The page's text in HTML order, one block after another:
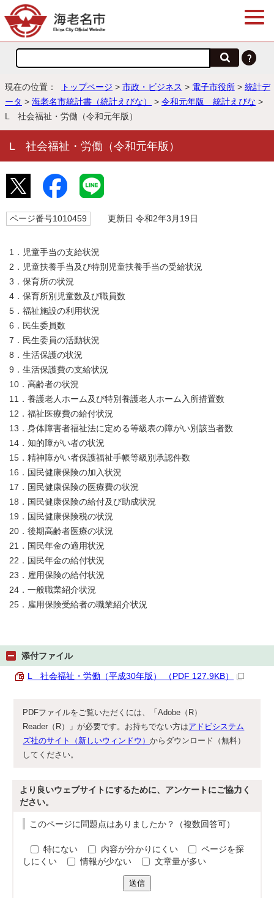
現在の位置： トップページ > 市政・ビジネス > 電子市役所 > 統計デ
ータ > 海老名市統計書（統計えびな） > 令和元年版 統計えびな >
L 社会福祉・労働（令和元年版）
L 社会福祉・労働（令和元年版）
ページ番号1010459 更新日 令和2年3月19日
1．児童手当の支給状況
2．児童扶養手当及び特別児童扶養手当の受給状況
3．保育所の状況
4．保育所別児童数及び職員数
5．福祉施設の利用状況
6．民生委員数
7．民生委員の活動状況
8．生活保護の状況
9．生活保護費の支給状況
10．高齢者の状況
11．養護老人ホーム及び特別養護老人ホーム入所措置数
12．福祉医療費の給付状況
13．身体障害者福祉法に定める等級表の障がい別該当者数
14．知的障がい者の状況
15．精神障がい者保護福祉手帳等級別承認件数
16．国民健康保険の加入状況
17．国民健康保険の医療費の状況
18．国民健康保険の給付及び助成状況
19．国民健康保険税の状況
20．後期高齢者医療の状況
21．国民年金の適用状況
22．国民年金の給付状況
23．雇用保険の給付状況
24．一般職業紹介状況
25．雇用保険受給者の職業紹介状況
添付ファイル
L 社会福祉・労働（平成30年版） （PDF 127.9KB）
PDFファイルをご覧いただくには、「Adobe（R）
Reader（R）」が必要です。お持ちでない方はアドビシステム
ズ社のサイト（新しいウィンドウ）からダウンロード（無料）
してください。
より良いウェブサイトにするために、アンケートにご協力く
ださい。
このページに問題点はありましたか？（複数回答可）
特にない 内容が分かりにくい
ページを探
しにくい
情報が少ない 文章量が多い
送信